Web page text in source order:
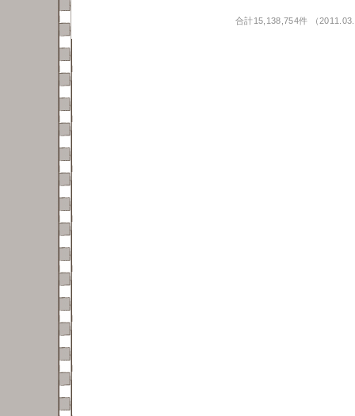
合計15,138,754件 （